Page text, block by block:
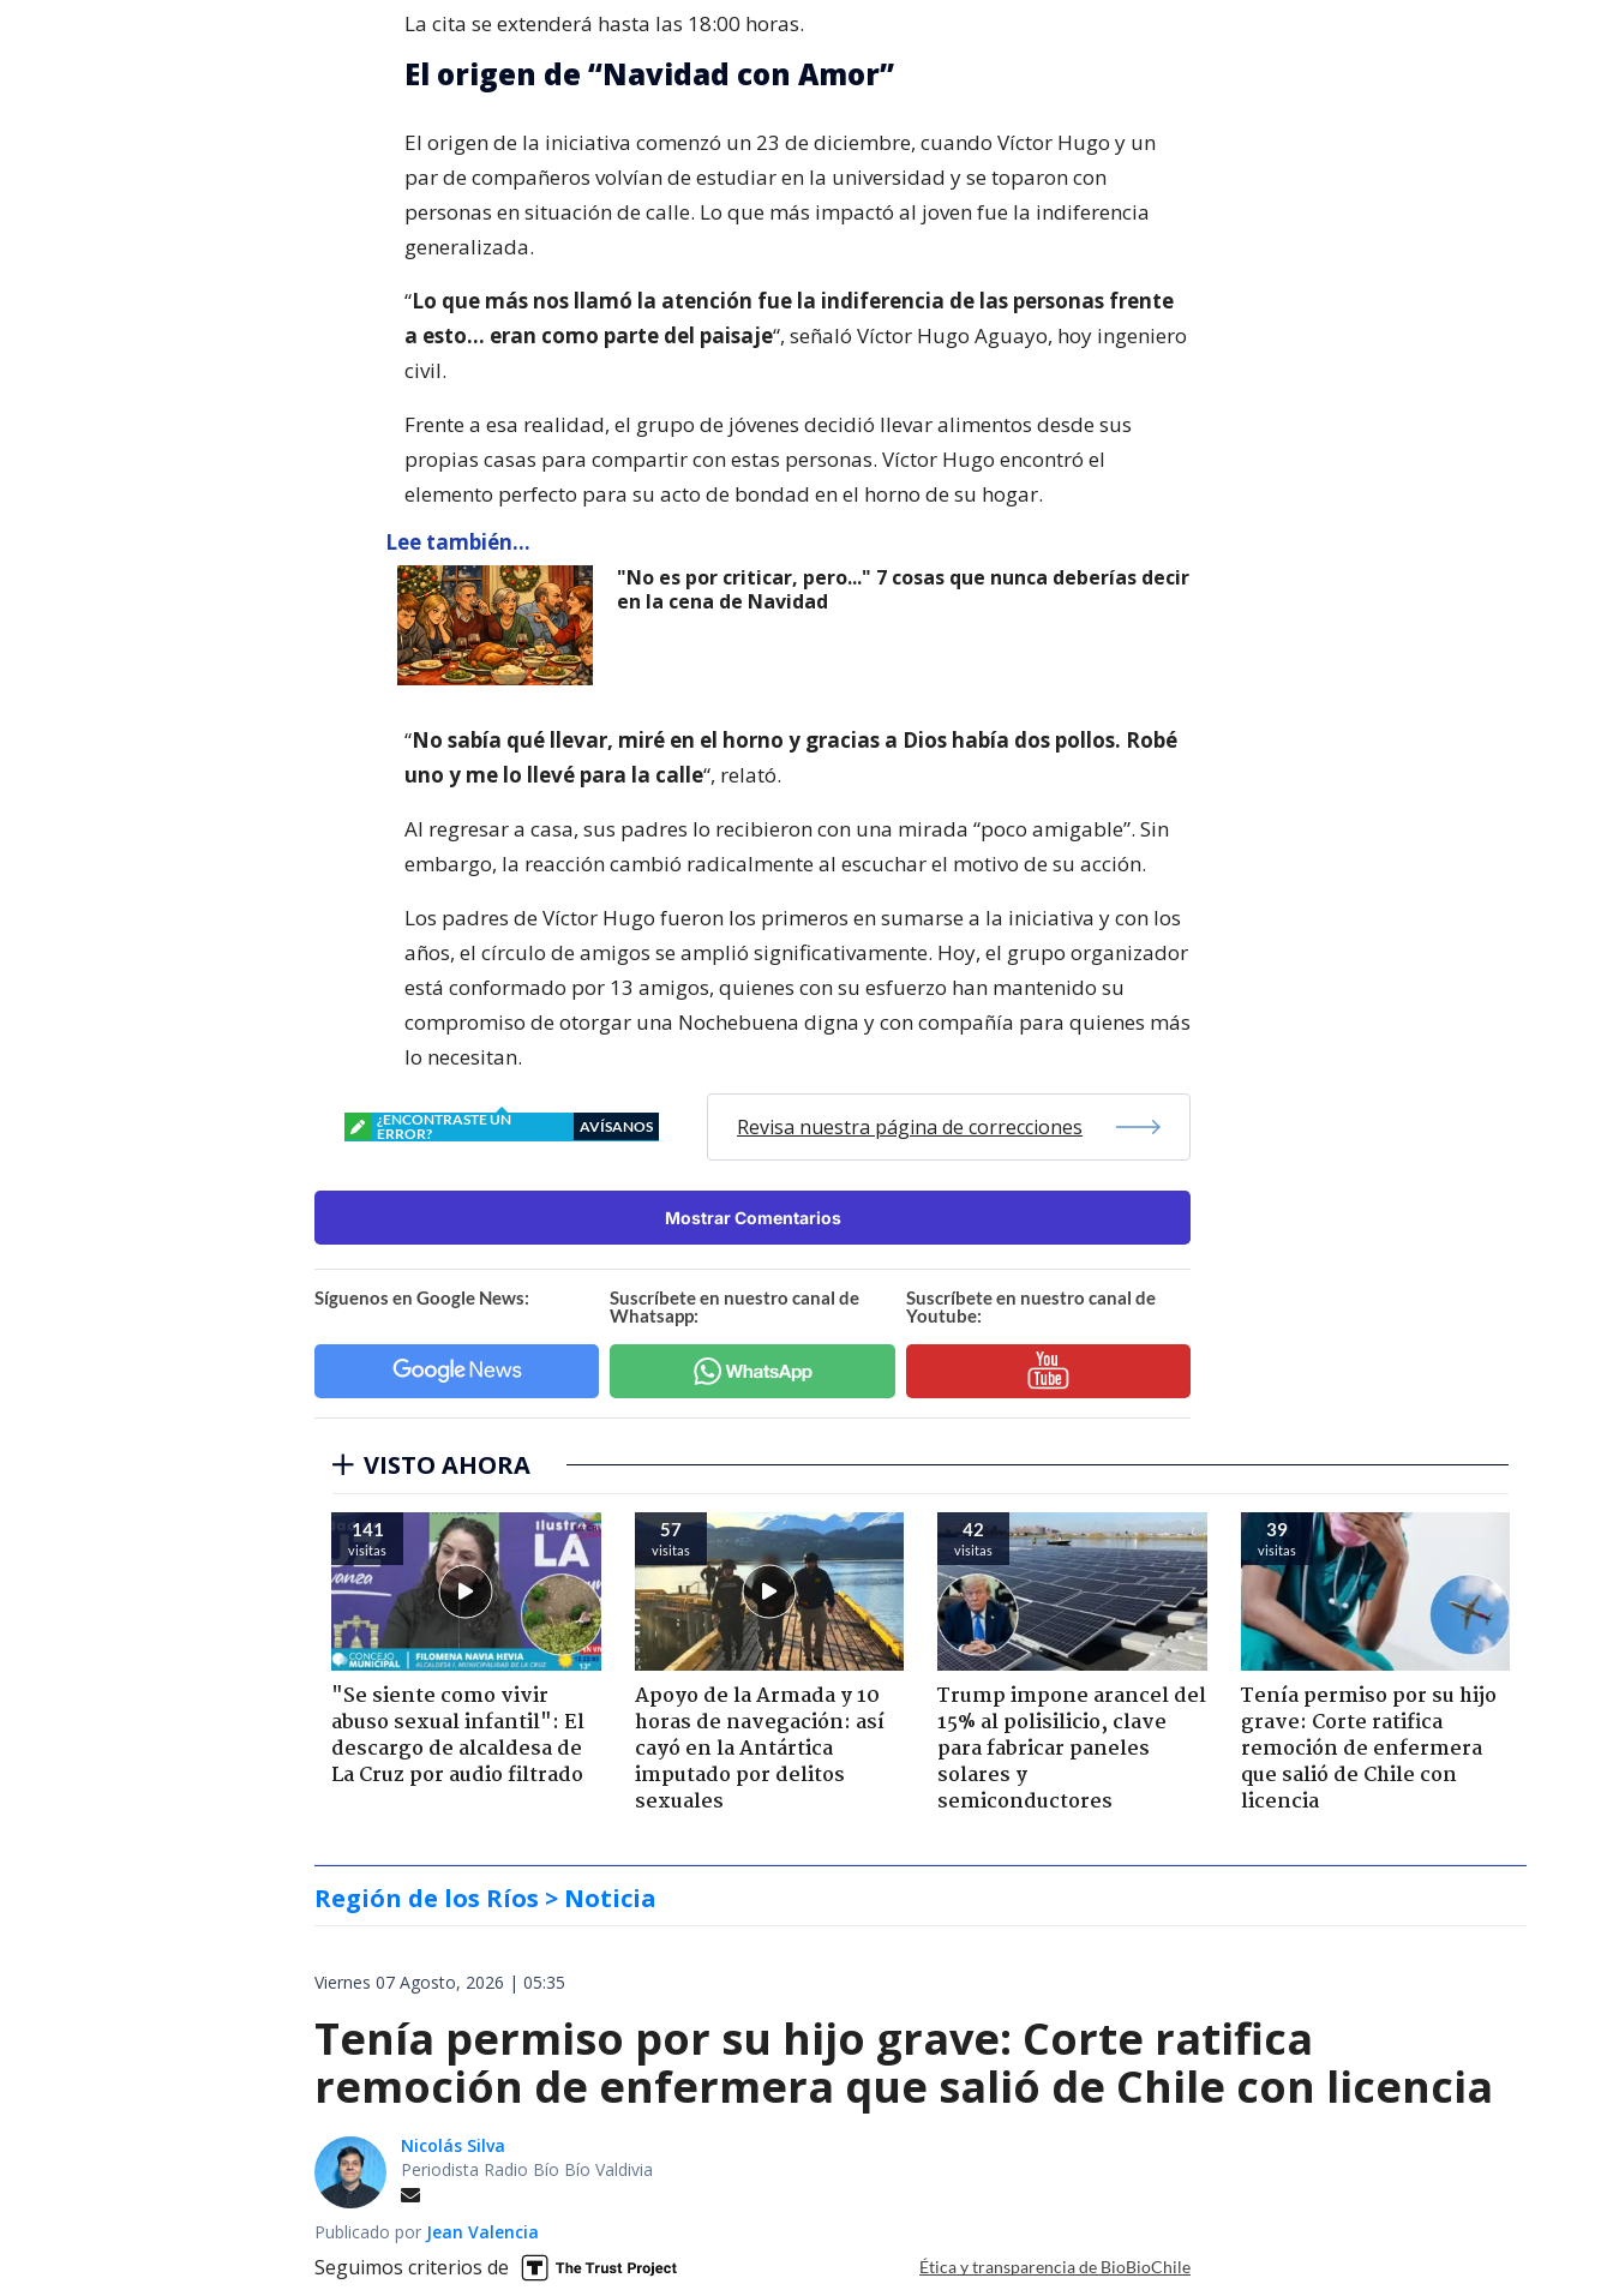
La cita se extenderá hasta las 18:00 horas.
El origen de “Navidad con Amor”
El origen de la iniciativa comenzó un 23 de diciembre, cuando Víctor Hugo y un
par de compañeros volvían de estudiar en la universidad y se toparon con
personas en situación de calle. Lo que más impactó al joven fue la indiferencia
generalizada.
“Lo que más nos llamó la atención fue la indiferencia de las personas frente
a esto… eran como parte del paisaje“, señaló Víctor Hugo Aguayo, hoy ingeniero
civil.
Frente a esa realidad, el grupo de jóvenes decidió llevar alimentos desde sus
propias casas para compartir con estas personas. Víctor Hugo encontró el
elemento perfecto para su acto de bondad en el horno de su hogar.
Lee también...
"No es por criticar, pero..." 7 cosas que nunca deberías decir
en la cena de Navidad
“No sabía qué llevar, miré en el horno y gracias a Dios había dos pollos. Robé
uno y me lo llevé para la calle“, relató.
Al regresar a casa, sus padres lo recibieron con una mirada “poco amigable”. Sin
embargo, la reacción cambió radicalmente al escuchar el motivo de su acción.
Los padres de Víctor Hugo fueron los primeros en sumarse a la iniciativa y con los
años, el círculo de amigos se amplió significativamente. Hoy, el grupo organizador
está conformado por 13 amigos, quienes con su esfuerzo han mantenido su
compromiso de otorgar una Nochebuena digna y con compañía para quienes más
lo necesitan.
¿ENCONTRASTE UN
ERROR?
AVÍSANOS Revisa nuestra página de correcciones
Mostrar Comentarios
Síguenos en Google News:
Suscríbete en nuestro canal de
Whatsapp:
Suscríbete en nuestro canal de
Youtube:
VISTO AHORA
141
visitas
"Se siente como vivir
abuso sexual infantil": El
descargo de alcaldesa de
La Cruz por audio filtrado
57
visitas
Apoyo de la Armada y 10
horas de navegación: así
cayó en la Antártica
imputado por delitos
sexuales
42
visitas
Trump impone arancel del
15% al polisilicio, clave
para fabricar paneles
solares y
semiconductores
39
visitas
Tenía permiso por su hijo
grave: Corte ratifica
remoción de enfermera
que salió de Chile con
licencia
Región de los Ríos > Noticia
Viernes 07 Agosto, 2026 | 05:35
Tenía permiso por su hijo grave: Corte ratifica
remoción de enfermera que salió de Chile con licencia
Nicolás Silva
Periodista Radio Bío Bío Valdivia
Publicado por Jean Valencia
Seguimos criterios de Ética y transparencia de BioBioChile